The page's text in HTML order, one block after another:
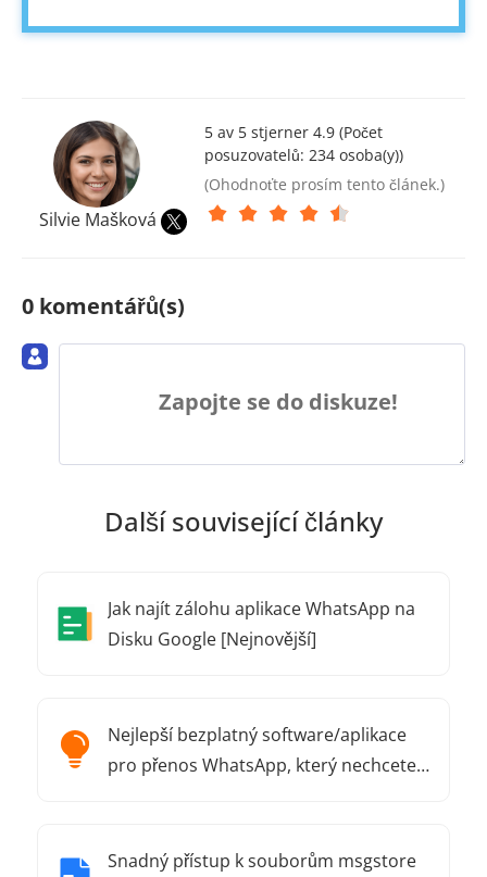
Silvie Mašková
5 av 5 stjerner 4.9 (Počet
posuzovatelů: 234 osoba(y))
(Ohodnoťte prosím tento článek.)
0 komentářů(s)
Zapojte se do diskuze!
Další související články
Jak najít zálohu aplikace WhatsApp na
Disku Google [Nejnovější]
Nejlepší bezplatný software/aplikace
pro přenos WhatsApp, který nechcete v
Snadný přístup k souborům msgstore